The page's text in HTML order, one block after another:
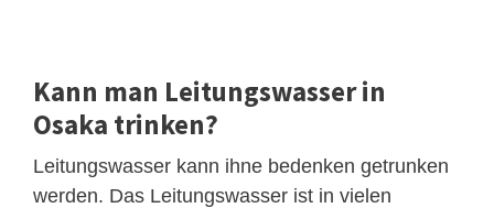
Kann man Leitungswasser in
Osaka trinken?
Leitungswasser kann ihne bedenken getrunken
werden. Das Leitungswasser ist in vielen